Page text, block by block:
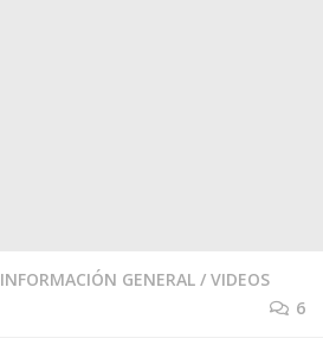
INFORMACIÓN GENERAL / VIDEOS
6